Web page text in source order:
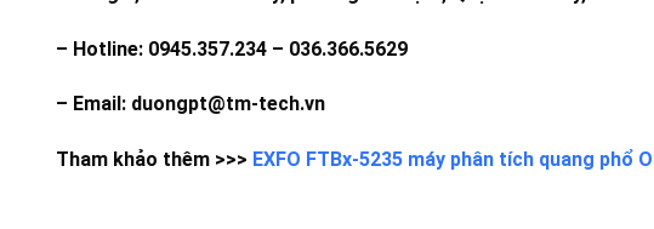
– Hotline: 0945.357.234 – 036.366.5629
– Email: duongpt@tm-tech.vn
Tham khảo thêm >>> EXFO FTBx-5235 máy phân tích quang phổ